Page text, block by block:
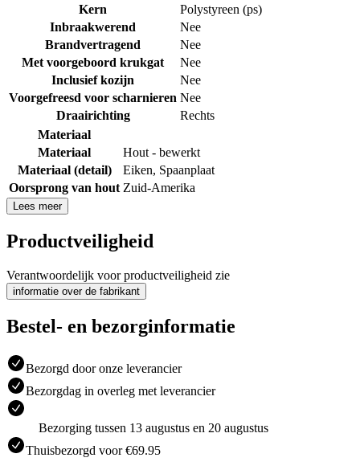
Kern
Polystyreen (ps)
Inbraakwerend
Nee
Brandvertragend
Nee
Met voorgeboord krukgat
Nee
Inclusief kozijn
Nee
Voorgefreesd voor scharnieren Nee
Draairichting
Rechts
Materiaal
Materiaal
Hout - bewerkt
Materiaal (detail)
Eiken, Spaanplaat
Oorsprong van hout Zuid-Amerika
Lees meer
Productveiligheid
Verantwoordelijk voor productveiligheid zie
informatie over de fabrikant
Bestel- en bezorginformatie
Bezorgd door onze leverancier
Bezorgdag in overleg met leverancier
Bezorging tussen 13 augustus en 20 augustus
Thuisbezorgd voor €69.95